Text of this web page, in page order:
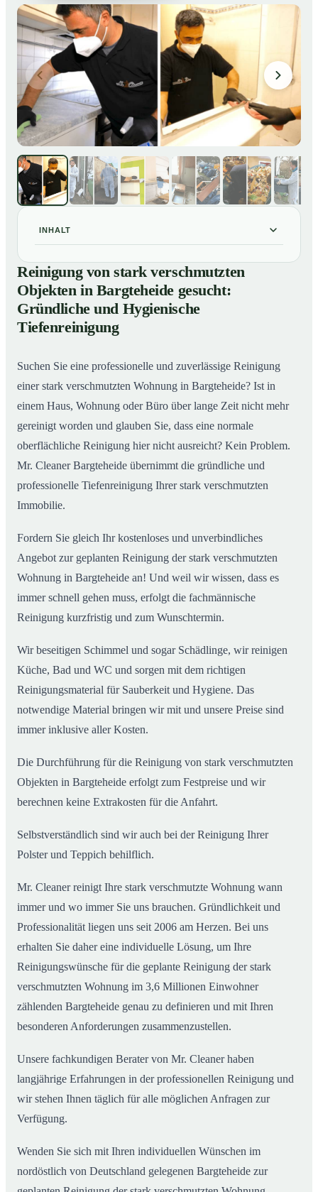
INHALT
01Reinigung von stark verschmutzten Objekten in
Bargteheide gesucht: Gründliche und Hygienische
Tiefenreinigung
02So reinigen unsere Profis stark verschmutzte
Wohnungen in Bargteheide
Reinigung von stark verschmutzten
Objekten in Bargteheide gesucht:
Gründliche und Hygienische
Tiefenreinigung
Suchen Sie eine professionelle und zuverlässige Reinigung
einer stark verschmutzten Wohnung in Bargteheide? Ist in
einem Haus, Wohnung oder Büro über lange Zeit nicht mehr
gereinigt worden und glauben Sie, dass eine normale
oberflächliche Reinigung hier nicht ausreicht? Kein Problem.
Mr. Cleaner Bargteheide übernimmt die gründliche und
professionelle Tiefenreinigung Ihrer stark verschmutzten
Immobilie.
Fordern Sie gleich Ihr kostenloses und unverbindliches
Angebot zur geplanten Reinigung der stark verschmutzten
Wohnung in Bargteheide an! Und weil wir wissen, dass es
immer schnell gehen muss, erfolgt die fachmännische
Reinigung kurzfristig und zum Wunschtermin.
Wir beseitigen Schimmel und sogar Schädlinge, wir reinigen
Küche, Bad und WC und sorgen mit dem richtigen
Reinigungsmaterial für Sauberkeit und Hygiene. Das
notwendige Material bringen wir mit und unsere Preise sind
immer inklusive aller Kosten.
Die Durchführung für die Reinigung von stark verschmutzten
Objekten in Bargteheide erfolgt zum Festpreise und wir
berechnen keine Extrakosten für die Anfahrt.
Selbstverständlich sind wir auch bei der Reinigung Ihrer
Polster und Teppich behilflich.
Mr. Cleaner reinigt Ihre stark verschmutzte Wohnung wann
immer und wo immer Sie uns brauchen. Gründlichkeit und
Professionalität liegen uns seit 2006 am Herzen. Bei uns
erhalten Sie daher eine individuelle Lösung, um Ihre
Reinigungswünsche für die geplante Reinigung der stark
verschmutzten Wohnung im 3,6 Millionen Einwohner
zählenden Bargteheide genau zu definieren und mit Ihren
besonderen Anforderungen zusammenzustellen.
Unsere fachkundigen Berater von Mr. Cleaner haben
langjährige Erfahrungen in der professionellen Reinigung und
wir stehen Ihnen täglich für alle möglichen Anfragen zur
Verfügung.
Wenden Sie sich mit Ihren individuellen Wünschen im
nordöstlich von Deutschland gelegenen Bargteheide zur